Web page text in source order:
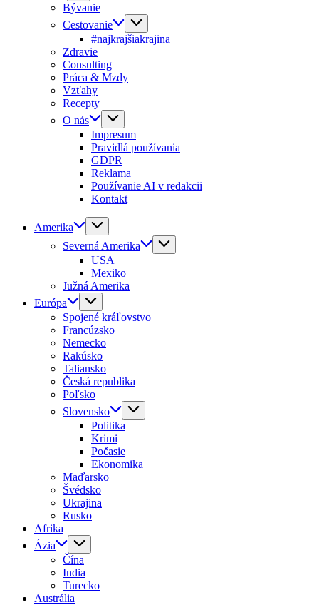
Bývanie
Cestovanie
#najkrajšiakrajina
Zdravie
Consulting
Práca & Mzdy
Vzťahy
Recepty
O nás
Impresum
Pravidlá používania
GDPR
Reklama
Používanie AI v redakcii
Kontakt
Amerika
Severná Amerika
USA
Mexiko
Južná Amerika
Európa
Spojené kráľovstvo
Francúzsko
Nemecko
Rakúsko
Taliansko
Česká republika
Poľsko
Slovensko
Politika
Krimi
Počasie
Ekonomika
Maďarsko
Švédsko
Ukrajina
Rusko
Afrika
Ázia
Čína
India
Turecko
Austrália